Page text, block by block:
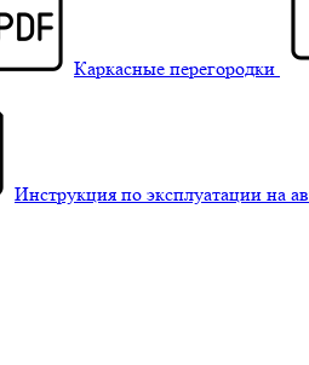
Каркасные перегородки
Инструкция по эксплуатации на